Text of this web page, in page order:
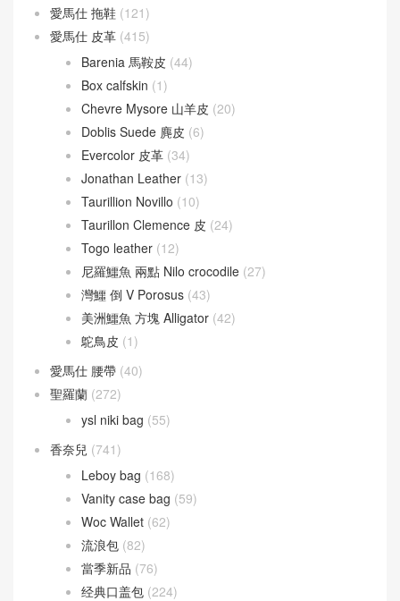
愛馬仕 拖鞋 (121)
愛馬仕 皮革 (415)
Barenia 馬鞍皮 (44)
Box calfskin (1)
Chevre Mysore 山羊皮 (20)
Doblis Suede 麂皮 (6)
Evercolor 皮革 (34)
Jonathan Leather (13)
Taurillion Novillo (10)
Taurillon Clemence 皮 (24)
Togo leather (12)
尼羅鱷魚 兩點 Nilo crocodile (27)
灣鱷 倒 V Porosus (43)
美洲鱷魚 方塊 Alligator (42)
鴕鳥皮 (1)
愛馬仕 腰帶 (40)
聖羅蘭 (272)
ysl niki bag (55)
香奈兒 (741)
Leboy bag (168)
Vanity case bag (59)
Woc Wallet (62)
流浪包 (82)
當季新品 (76)
经典口盖包 (224)